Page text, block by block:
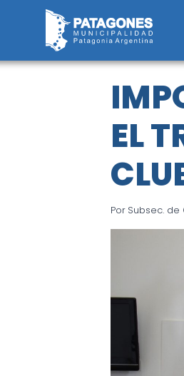
EL
Por Subsec. de